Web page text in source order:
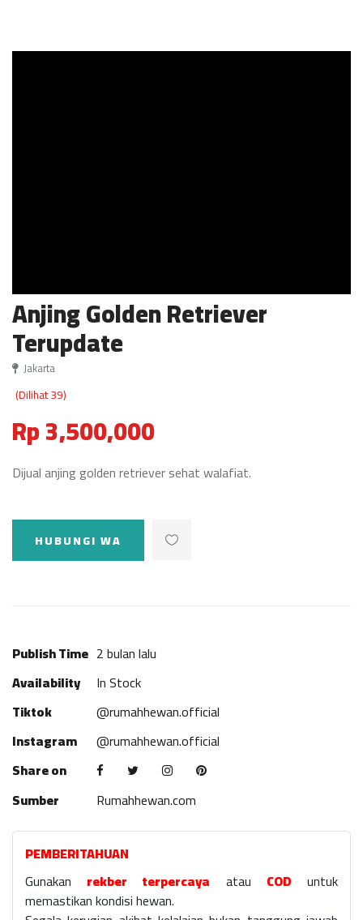
Anjing Golden Retriever
Terupdate
Jakarta
(Dilihat 39)
Rp 3,500,000
Dijual anjing golden retriever sehat walafiat.
HUBUNGI WA
Publish Time 2 bulan lalu
Availability
In Stock
Tiktok
@rumahhewan.official
Instagram
@rumahhewan.official
Share on
Sumber
Rumahhewan.com
PEMBERITAHUAN
Gunakan rekber terpercaya atau COD untuk
memastikan kondisi hewan.